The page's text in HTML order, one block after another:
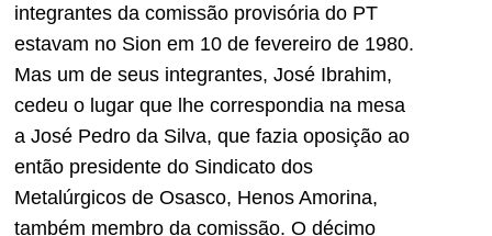
integrantes da comissão provisória do PT
estavam no Sion em 10 de fevereiro de 1980.
Mas um de seus integrantes, José Ibrahim,
cedeu o lugar que lhe correspondia na mesa
a José Pedro da Silva, que fazia oposição ao
então presidente do Sindicato dos
Metalúrgicos de Osasco, Henos Amorina,
também membro da comissão. O décimo